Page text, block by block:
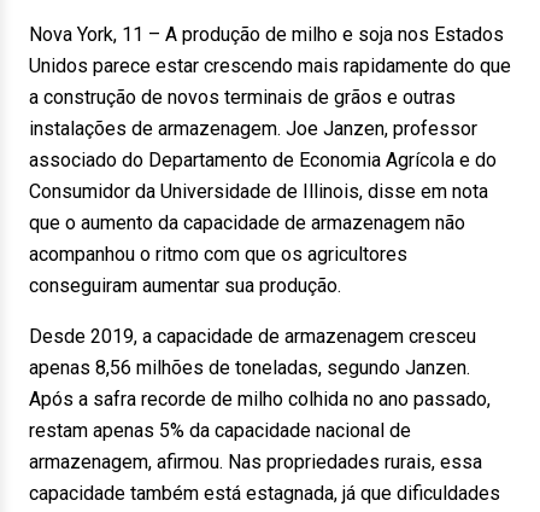
Nova York, 11 – A produção de milho e soja nos Estados
Unidos parece estar crescendo mais rapidamente do que
a construção de novos terminais de grãos e outras
instalações de armazenagem. Joe Janzen, professor
associado do Departamento de Economia Agrícola e do
Consumidor da Universidade de Illinois, disse em nota
que o aumento da capacidade de armazenagem não
acompanhou o ritmo com que os agricultores
conseguiram aumentar sua produção.
Desde 2019, a capacidade de armazenagem cresceu
apenas 8,56 milhões de toneladas, segundo Janzen.
Após a safra recorde de milho colhida no ano passado,
restam apenas 5% da capacidade nacional de
armazenagem, afirmou. Nas propriedades rurais, essa
capacidade também está estagnada, já que dificuldades